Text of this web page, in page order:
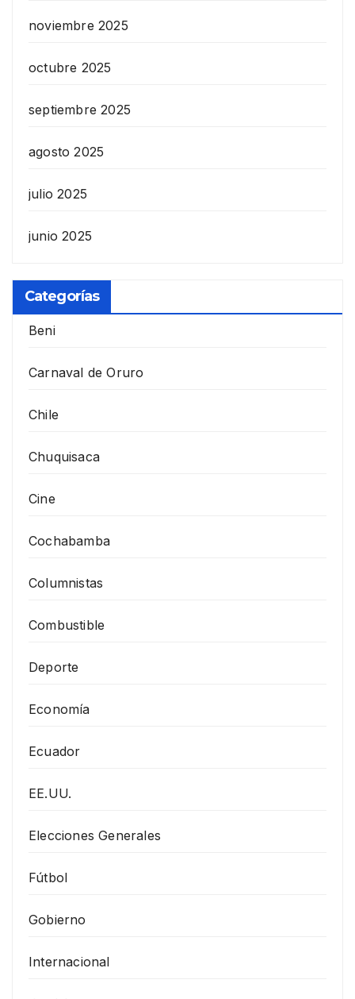
noviembre 2025
octubre 2025
septiembre 2025
agosto 2025
julio 2025
junio 2025
Categorías
Beni
Carnaval de Oruro
Chile
Chuquisaca
Cine
Cochabamba
Columnistas
Combustible
Deporte
Economía
Ecuador
EE.UU.
Elecciones Generales
Fútbol
Gobierno
Internacional